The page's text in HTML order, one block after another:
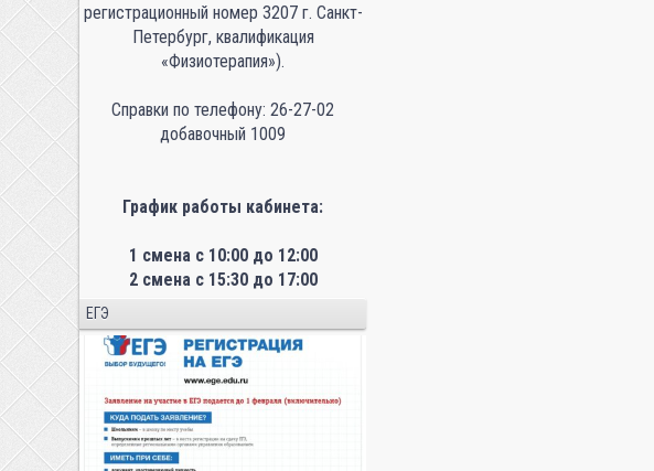
регистрационный номер 3207 г. Санкт-
Петербург, квалификация
«Физиотерапия»).
Справки по телефону: 26-27-02
добавочный 1009
График работы кабинета:
1 смена с 10:00 до 12:00
2 смена с 15:30 до 17:00
ЕГЭ